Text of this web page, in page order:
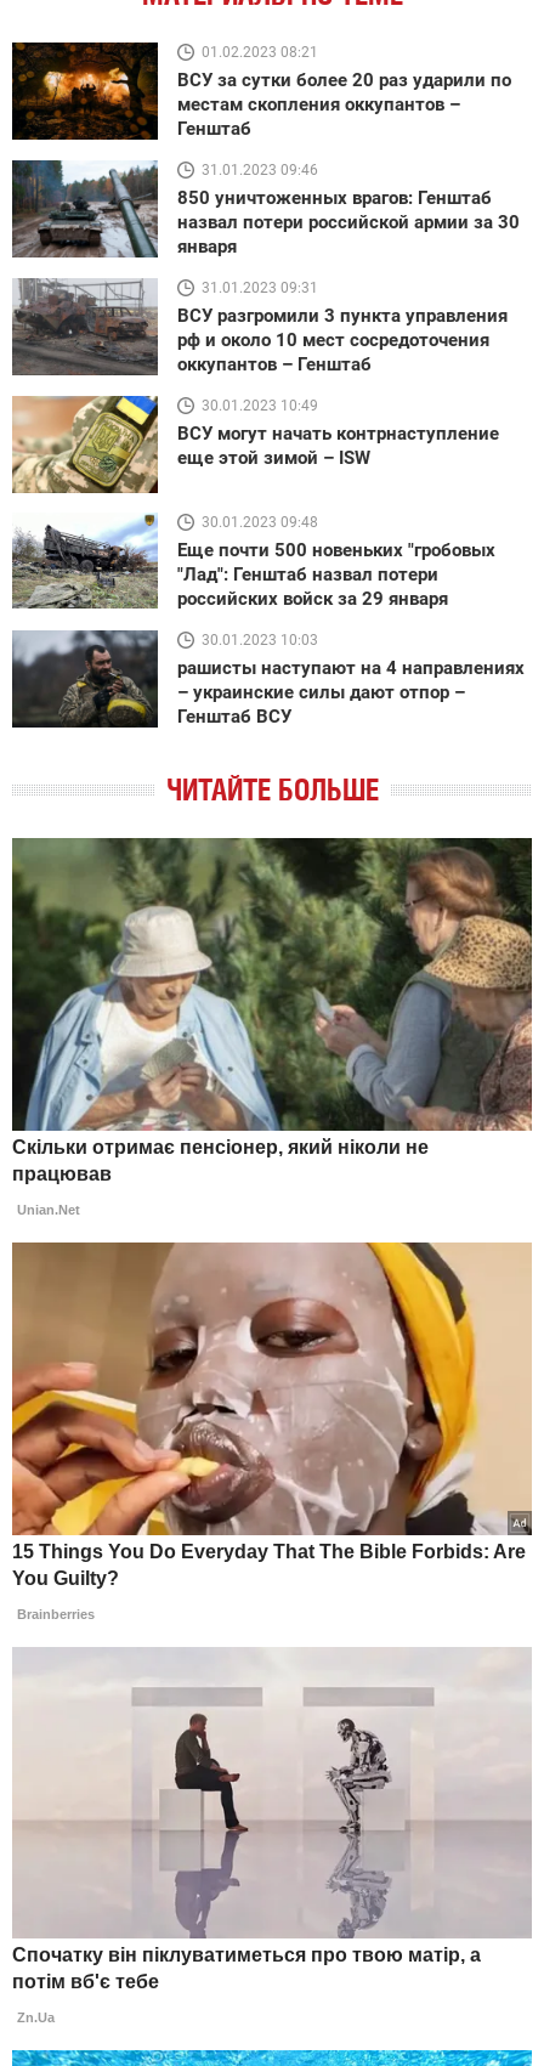
01.02.2023 08:21
ВСУ за сутки более 20 раз ударили по
местам скопления оккупантов –
Генштаб
31.01.2023 09:46
850 уничтоженных врагов: Генштаб
назвал потери российской армии за 30
января
31.01.2023 09:31
ВСУ разгромили 3 пункта управления
рф и около 10 мест сосредоточения
оккупантов – Генштаб
30.01.2023 10:49
ВСУ могут начать контрнаступление
еще этой зимой – ISW
30.01.2023 09:48
Еще почти 500 новеньких "гробовых
"Лад": Генштаб назвал потери
российских войск за 29 января
30.01.2023 10:03
рашисты наступают на 4 направлениях
– украинские силы дают отпор –
Генштаб ВСУ
ЧИТАЙТЕ БОЛЬШЕ